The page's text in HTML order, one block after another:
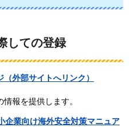
しての登録
外部サイトへリンク）
報を提供します。
企業向け海外安全対策マニュア